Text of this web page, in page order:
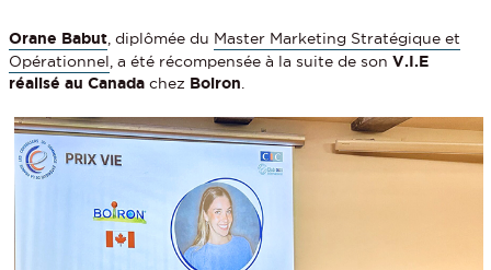
Orane Babut , diplômée du Master Marketing Stratégique et
Opérationnel , a été récompensée à la suite de sonV.I.E
réalisé au Canada chez Boiron